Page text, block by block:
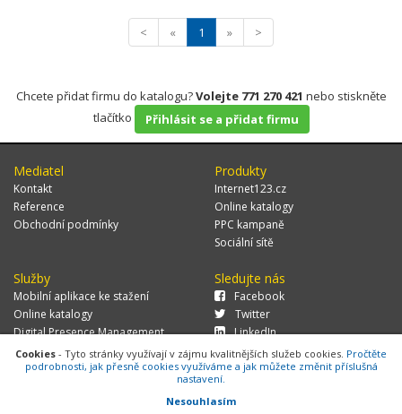
< « 1 » >
Chcete přidat firmu do katalogu?Volejte 771 270 421 nebo stiskněte
tlačítko
Přihlásit se a přidat firmu
Mediatel
Kontakt
Reference
Obchodní podmínky
Produkty
Internet123.cz
Online katalogy
PPC kampaně
Sociální sítě
Služby
Mobilní aplikace ke stažení
Online katalogy
Digital Presence Management
Více zákazníků
Sledujte nás
Facebook
Twitter
LinkedIn
© 2026 MEDIATEL CZ, s.r.o.,Za Potokem 46/4, 106 00 Praha 10, tel.:
Cookies - Tyto stránky využívají v zájmu kvalitnějších služeb cookies. Pročtěte
podrobnosti, jak přesně cookies využíváme a jak můžete změnit příslušná
nastavení.
Nesouhlasím